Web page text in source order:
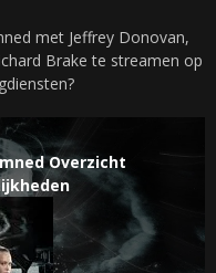
met Jeffrey Donovan,
Brake te streamen op
Overzicht